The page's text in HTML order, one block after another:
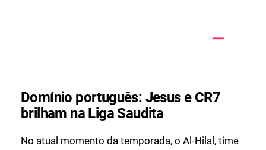
Domínio português: Jesus e CR7
brilham na Liga Saudita
No atual momento da temporada, o Al-Hilal, time